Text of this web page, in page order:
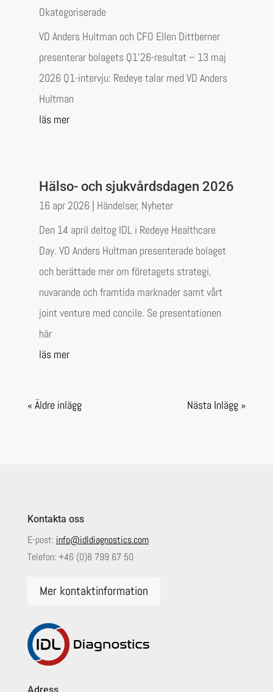
Okategoriserade
VD Anders Hultman och CFO Ellen Dittberner
presenterar bolagets Q1’26-resultat – 13 maj
2026 Q1-intervju: Redeye talar med VD Anders
Hultman
läs mer
Hälso- och sjukvårdsdagen 2026
16 apr 2026| Händelser, Nyheter
Den 14 april deltog IDL i Redeye Healthcare
Day. VD Anders Hultman presenterade bolaget
och berättade mer om företagets strategi,
nuvarande och framtida marknader samt vårt
joint venture med concile. Se presentationen
här
läs mer
« Äldre inlägg Nästa Inlägg »
Kontakta oss
E-post: info@idldiagnostics.com
Telefon:+46 (0)8 799 67 50
Mer kontaktinformation
Adress